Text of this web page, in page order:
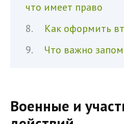
что имеет право
Как оформить
Что важно
Военные и